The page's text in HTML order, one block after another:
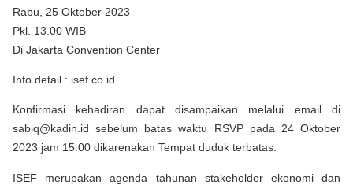
Rabu, 25 Oktober 2023
Pkl. 13.00 WIB
Di Jakarta Convention Center
Info detail : isef.co.id
Konfirmasi kehadiran dapat disampaikan melalui email di
sabiq@kadin.id sebelum batas waktu RSVP pada 24 Oktober
2023 jam 15.00 dikarenakan Tempat duduk terbatas.
ISEF merupakan agenda tahunan stakeholder ekonomi dan